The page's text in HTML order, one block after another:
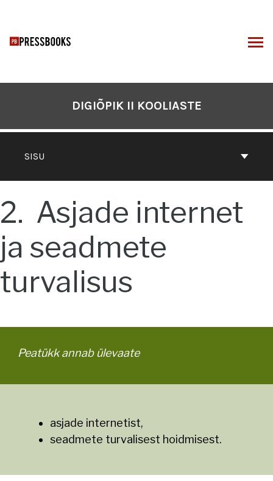
juurde
SISU
DIGIÕPIK II KOOLIASTE
2
Asjade internet
ja seadmete
turvalisus
Peatükk annab ülevaate
asjade internetist,
seadmete turvalisest hoidmisest.